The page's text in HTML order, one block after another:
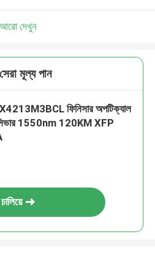
আরো দেখুন
মূল্য পান
ফিনিসার অপটিক্যাল
1550nm 120KM XFP
চালিয়ে